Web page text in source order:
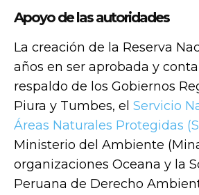
Apoyo de las autoridades
La creación de la Reserva
años en ser aprobada y
respaldo de los Gobiernos
Piura y Tumbes, el Servicio
Áreas Naturales Protegidas
Ministerio del Ambiente
organizaciones Oceana y la
Peruana de Derecho